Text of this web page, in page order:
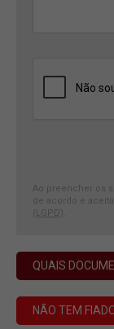
Ao preencher os
de acordo e
(LGPD)
QUAIS
NÃO TEM